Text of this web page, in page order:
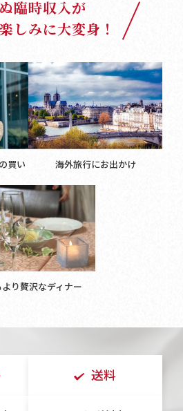
臨時収入が
しみに大変身！
買い
海外旅行にお出かけ
り贅沢なディナー
送料